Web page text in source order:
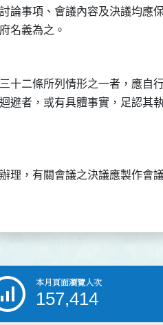
論事項、會議內容及決議均應
十二條所列情形之一者，應自
避者，或有具體事實，足認其
理，有關會議之決議應製作會
本月頁面瀏覽人次
157,414